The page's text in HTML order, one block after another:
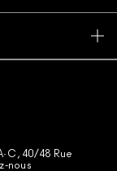
, 40/48 Rue
nous